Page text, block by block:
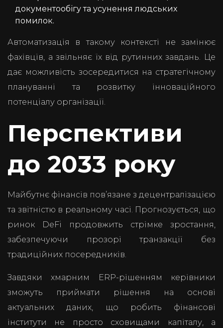
документообігу та усунення людських
помилок.
Автоматизація в такому контексті не замінює
фахівців, а звільняє їх від рутинних завдань. Це
дає можливість зосередитися на стратегічному
плануванні та розвитку інноваційного
потенціалу організації.
Перспективи
до 2033 року
Майбутнє фінансів пов’язане з децентралізацією
та звітністю в реальному часі. Прогнозується, що
ринок DeFi продовжить стрімке зростання,
забезпечуючи прозорі транзакції без
традиційних посередників.
Завдяки хмарним ERP-рішенням керівники
зможуть приймати рішення на основі
актуальних даних, що робить фінансові
інститути не просто сховищами капіталу, а